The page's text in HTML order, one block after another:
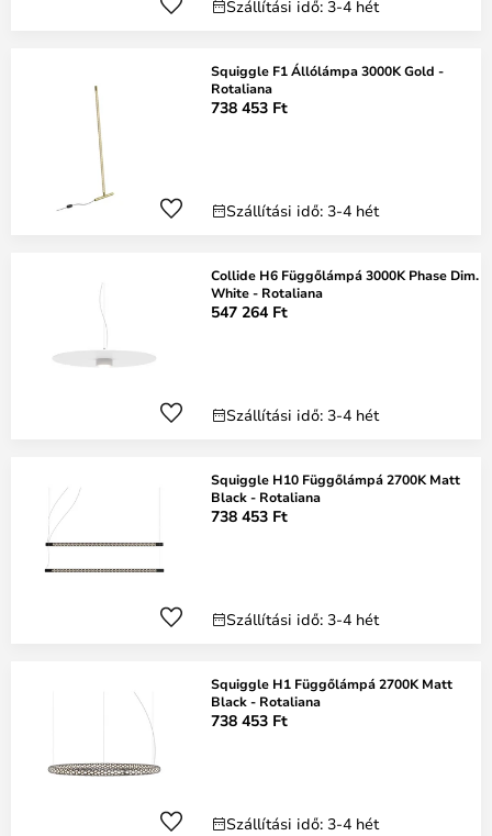
Szállítási idő: 3-4 hét
Squiggle F1 Állólámpa 3000K Gold -
Rotaliana
738 453 Ft
Szállítási idő: 3-4 hét
Collide H6 Függőlámpá 3000K Phase Dim.
White - Rotaliana
547 264 Ft
Szállítási idő: 3-4 hét
Squiggle H10 Függőlámpá 2700K Matt
Black - Rotaliana
738 453 Ft
Szállítási idő: 3-4 hét
Squiggle H1 Függőlámpá 2700K Matt
Black - Rotaliana
738 453 Ft
Szállítási idő: 3-4 hét